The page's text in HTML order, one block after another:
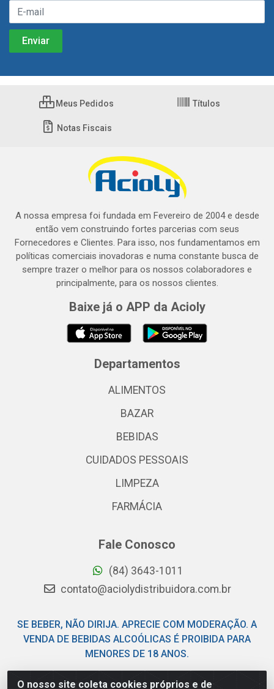
O nosso site coleta cookies próprios e de
Meus Pedidos Títulos
Notas Fiscais
A nossa empresa foi fundada em Fevereiro de 2004 e desde
então vem construindo fortes parcerias com seus
Fornecedores e Clientes. Para isso, nos fundamentamos em
políticas comerciais inovadoras e numa constante busca de
sempre trazer o melhor para os nossos colaboradores e
principalmente, para os nossos clientes.
Baixe já o APP da Acioly
Departamentos
ALIMENTOS
BAZAR
BEBIDAS
CUIDADOS PESSOAIS
LIMPEZA
FARMÁCIA
Fale Conosco
(84) 3643-1011
contato@aciolydistribuidora.com.br
SE BEBER, NÃO DIRIJA. APRECIE COM MODERAÇÃO. A
VENDA DE BEBIDAS ALCOÓLICAS É PROIBIDA PARA
MENORES DE 18 ANOS.